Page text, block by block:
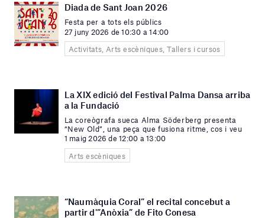
Diada de Sant Joan 2026
Festa per a tots els públics
27 juny 2026 de 10:30 a 14:00
Activitats, Arts escèniques, Tallers i cursos
La XIX edició del Festival Palma Dansa arriba
a la Fundació
La coreògrafa sueca Alma Söderberg presenta
“New Old”, una peça que fusiona ritme, cos i veu
1 maig 2026 de 12:00 a 13:00
Arts escèniques
“Naumàquia Coral” el recital concebut a
partir d'”Anòxia” de Fito Conesa